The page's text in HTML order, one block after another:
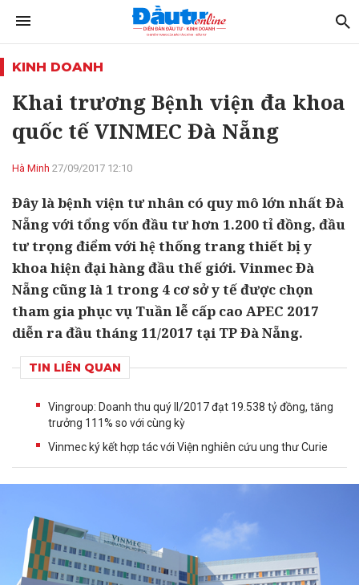
KINH DOANH
Khai trương Bệnh viện đa khoa
quốc tế VINMEC Đà Nẵng
Hà Minh 27/09/2017 12:10
Đây là bệnh viện tư nhân có quy mô lớn nhất Đà
Nẵng với tổng vốn đầu tư hơn 1.200 tỉ đồng, đầu
tư trọng điểm với hệ thống trang thiết bị y
khoa hiện đại hàng đầu thế giới. Vinmec Đà
Nẵng cũng là 1 trong 4 cơ sở y tế được chọn
tham gia phục vụ Tuần lễ cấp cao APEC 2017
diễn ra đầu tháng 11/2017 tại TP Đà Nẵng.
TIN LIÊN QUAN
Vingroup: Doanh thu quý II/2017 đạt 19.538 tỷ đồng, tăng
trưởng 111% so với cùng kỳ
Vinmec ký kết hợp tác với Viện nghiên cứu ung thư Curie